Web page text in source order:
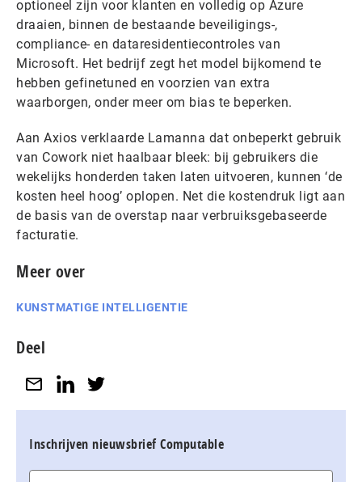
optioneel zijn voor klanten en volledig op Azure
draaien, binnen de bestaande beveiligings-,
compliance- en dataresidentiecontroles van
Microsoft. Het bedrijf zegt het model bijkomend te
hebben gefinetuned en voorzien van extra
waarborgen, onder meer om bias te beperken.
Aan Axios verklaarde Lamanna dat onbeperkt gebruik
van Cowork niet haalbaar bleek: bij gebruikers die
wekelijks honderden taken laten uitvoeren, kunnen ‘de
kosten heel hoog’ oplopen. Net die kostendruk ligt aan
de basis van de overstap naar verbruiksgebaseerde
facturatie.
Meer over
KUNSTMATIGE INTELLIGENTIE
Deel
Inschrijven nieuwsbrief Computable